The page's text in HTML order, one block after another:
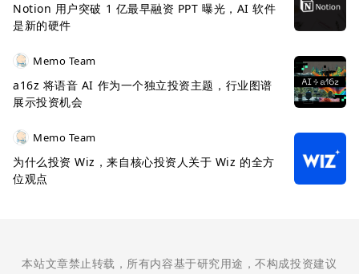
Notion 用户突破 1 亿最早融资 PPT 曝光，AI 软件
是新的硬件
Memo Team
a16z 将语音 AI 作为一个独立投资主题，行业图谱
展示投资机会
Memo Team
为什么投资 Wiz，来自核心投资人关于 Wiz 的全方
位观点
本站文章禁止转载，所有内容基于研究用途，不构成投资建议